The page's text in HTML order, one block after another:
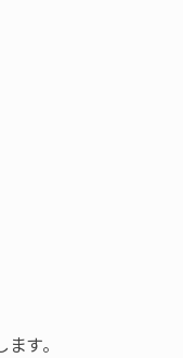
す。